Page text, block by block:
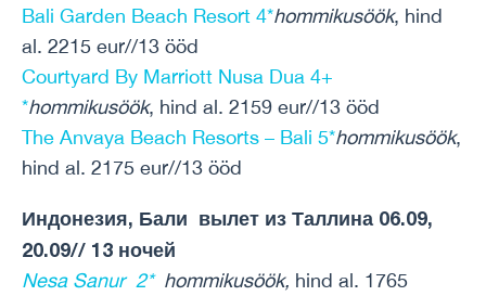
Bali Garden Beach Resort 4*hommikusöök, hind
al. 2215 eur//13 ööd
Courtyard By Marriott Nusa Dua 4+
*hommikusöök, hind al. 2159 eur//13 ööd
The Anvaya Beach Resorts – Bali 5*hommikusöök,
hind al. 2175 eur//13 ööd
Индонезия, Бали вылет из Таллина 06.09,
20.09// 13 ночей
Nesa Sanur 2* hommikusöök, hind al. 1765